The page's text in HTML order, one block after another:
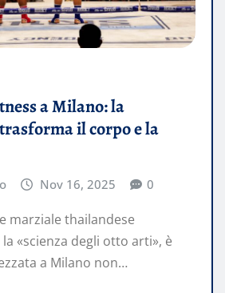
a Milano: la
il corpo e la
Nov 16, 2025 0
marziale thailandese
«scienza degli otto arti», è
a Milano non…